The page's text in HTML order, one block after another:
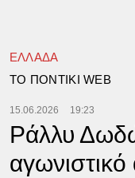
ΕΛΛΑΔΑ
TΟ ΠΟΝΤΙΚΙ WEB
15.06.2026 19:23
Ράλλυ
αγωνιστικό